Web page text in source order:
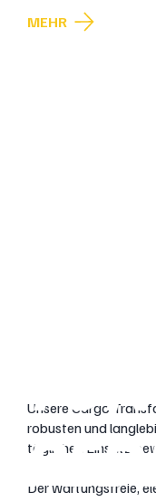
MEHR
Unsere Cargo
robusten und
täglichen Einsatz
Der wartungsfreie,